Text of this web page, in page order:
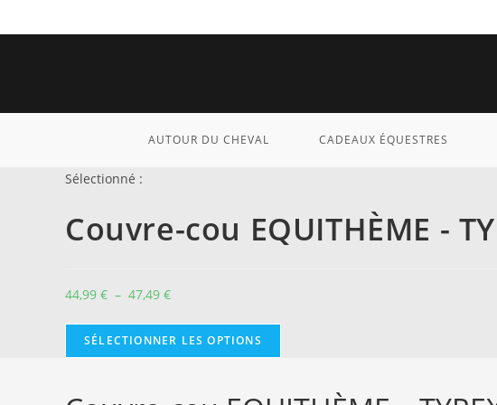
to
AUTOUR DU CHEVAL CADEAUX ÉQUESTRES
Sélectionné :
Couvre-cou EQUITHÈME -
44,99 € – 47,49 €Plage
prix :
44,99 €
SÉLECTIONNER LES OPTIONS